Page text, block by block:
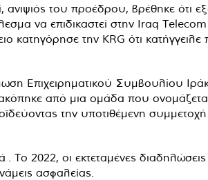
του προέδρου, βρέθηκε ότι
να επιδικαστεί στην Iraq
την KRG ότι
Επιχειρηματικού Συμβουλίου
από μια ομάδα που
την υποτιθέμενη συμμετοχή
Το 2022, οι εκτεταμένες
ασφαλείας.